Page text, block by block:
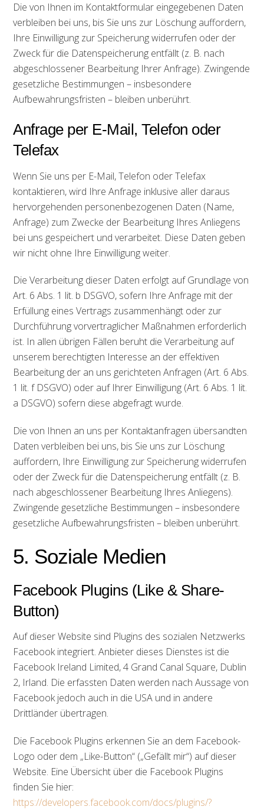
Die von Ihnen im Kontaktformular eingegebenen Daten
verbleiben bei uns, bis Sie uns zur Löschung auffordern,
Ihre Einwilligung zur Speicherung widerrufen oder der
Zweck für die Datenspeicherung entfällt (z. B. nach
abgeschlossener Bearbeitung Ihrer Anfrage). Zwingende
gesetzliche Bestimmungen – insbesondere
Aufbewahrungsfristen – bleiben unberührt.
Anfrage per E-Mail, Telefon oder
Telefax
Wenn Sie uns per E-Mail, Telefon oder Telefax
kontaktieren, wird Ihre Anfrage inklusive aller daraus
hervorgehenden personenbezogenen Daten (Name,
Anfrage) zum Zwecke der Bearbeitung Ihres Anliegens
bei uns gespeichert und verarbeitet. Diese Daten geben
wir nicht ohne Ihre Einwilligung weiter.
Die Verarbeitung dieser Daten erfolgt auf Grundlage von
Art. 6 Abs. 1 lit. b DSGVO, sofern Ihre Anfrage mit der
Erfüllung eines Vertrags zusammenhängt oder zur
Durchführung vorvertraglicher Maßnahmen erforderlich
ist. In allen übrigen Fällen beruht die Verarbeitung auf
unserem berechtigten Interesse an der effektiven
Bearbeitung der an uns gerichteten Anfragen (Art. 6 Abs.
1 lit. f DSGVO) oder auf Ihrer Einwilligung (Art. 6 Abs. 1 lit.
a DSGVO) sofern diese abgefragt wurde.
Die von Ihnen an uns per Kontaktanfragen übersandten
Daten verbleiben bei uns, bis Sie uns zur Löschung
auffordern, Ihre Einwilligung zur Speicherung widerrufen
oder der Zweck für die Datenspeicherung entfällt (z. B.
nach abgeschlossener Bearbeitung Ihres Anliegens).
Zwingende gesetzliche Bestimmungen – insbesondere
gesetzliche Aufbewahrungsfristen – bleiben unberührt.
5. Soziale Medien
Facebook Plugins (Like & Share-
Button)
Auf dieser Website sind Plugins des sozialen Netzwerks
Facebook integriert. Anbieter dieses Dienstes ist die
Facebook Ireland Limited, 4 Grand Canal Square, Dublin
2, Irland. Die erfassten Daten werden nach Aussage von
Facebook jedoch auch in die USA und in andere
Drittländer übertragen.
Die Facebook Plugins erkennen Sie an dem Facebook-
Logo oder dem „Like-Button“ („Gefällt mir“) auf dieser
Website. Eine Übersicht über die Facebook Plugins
finden Sie hier:
https://developers.facebook.com/docs/plugins/?